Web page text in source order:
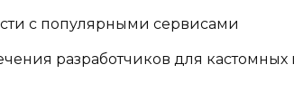
с популярными сервисами
разработчиков для кастомных